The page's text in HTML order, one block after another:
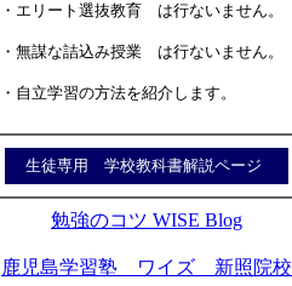
・エリート選抜教育 は行ないません。
・無謀な詰込み授業 は行ないません。
・自立学習の方法を紹介します。
生徒専用 学校教科書解説ページ
勉強のコツ WISE Blog
鹿児島学習塾 ワイズ 新照院校